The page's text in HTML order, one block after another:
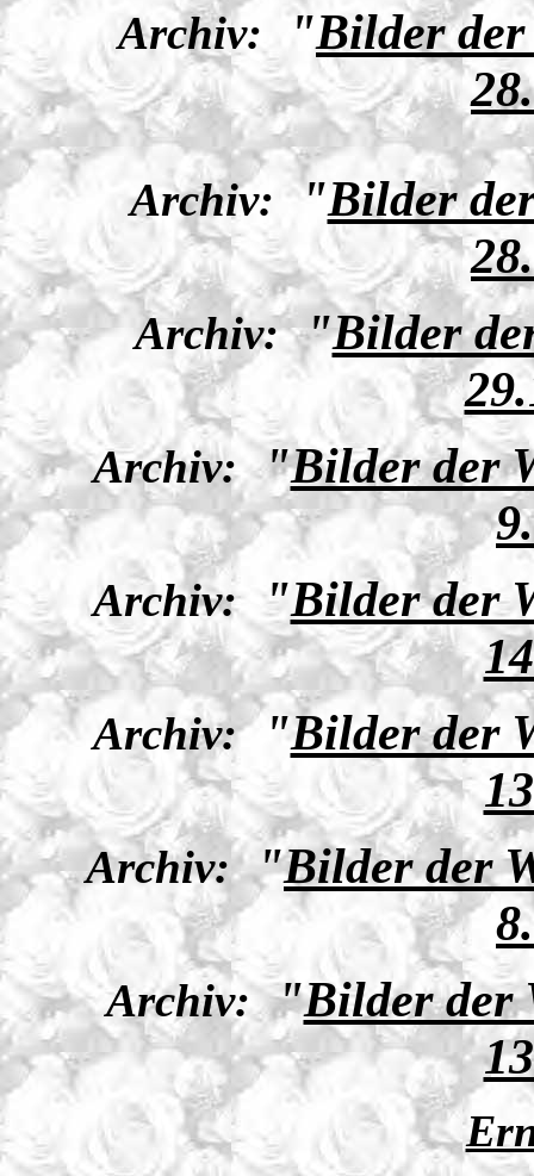
Archiv: "Bilder der
Archiv: "Bilder
Archiv:"Bilder
Archiv:"Bilder der
Archiv:"Bilder der
Archiv:"Bilder der
Archiv:"Bilder der
Archiv:"Bilder der